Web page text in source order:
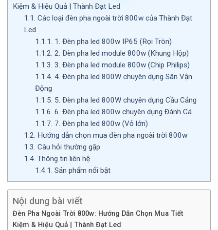
Kiệm & Hiệu Quả | Thành Đạt Led
1.1. Các loại đèn pha ngoài trời 800w của Thành Đạt
Led
1.1.1. 1. Đèn pha led 800w IP65 (Rọi Tròn)
1.1.2. 2. Đèn pha led module 800w (Khung Hộp)
1.1.3. 3. Đèn pha led module 800w (Chip Philips)
1.1.4. 4. Đèn pha led 800W chuyên dụng Sân Vận
Động
1.1.5. 5. Đèn pha led 800W chuyên dụng Cầu Cảng
1.1.6. 6. Đèn pha led 800w chuyên dụng Đánh Cá
1.1.7. 7. Đèn pha led 800w (Vỏ lớn)
1.2. Hướng dẫn chọn mua đèn pha ngoài trời 800w
1.3. Câu hỏi thường gặp
1.4. Thông tin liên hệ
1.4.1. Sản phẩm nổi bật
Nội dung bài viết
Đèn Pha Ngoài Trời 800w: Hướng Dẫn Chọn Mua Tiết
Kiệm & Hiệu Quả | Thành Đạt Led